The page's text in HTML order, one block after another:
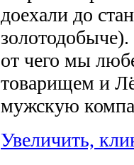
доехали до
от чего мы
товарищем и
мужскую
Увеличить,